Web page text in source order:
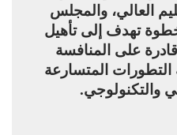
العالي، والمجلس
تهدف إلى تأهيل
على المنافسة
التطورات المتسارعة
والتكنولوجي.